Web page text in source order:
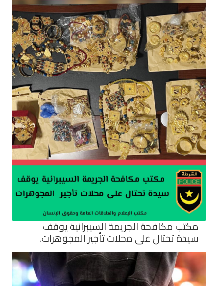
مكتب مكافحة الجريمة السيبرانية يوقف
سيدة تحتال على محلات تأجير المجوهرات.